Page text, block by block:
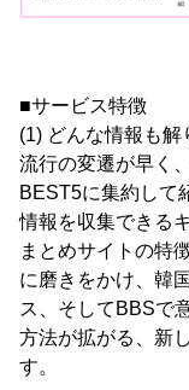
■サービス特徴
(1) どんな情報も
流行の変遷が早く
BEST5に集約して
情報を収集できる
まとめサイトの特
に磨きをかけ、韓
ス、そしてBBSで
方法が拡がる、新
す。